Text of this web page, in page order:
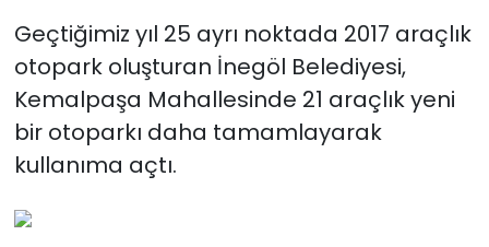
Geçtiğimiz yıl 25 ayrı noktada 2017 araçlık
otopark oluşturan İnegöl Belediyesi,
Kemalpaşa Mahallesinde 21 araçlık yeni
bir otoparkı daha tamamlayarak
kullanıma açtı.